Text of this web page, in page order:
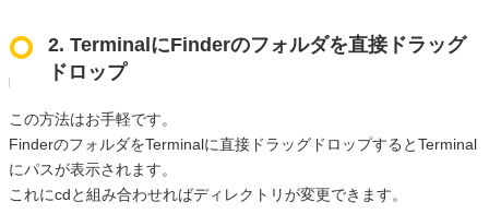
2. TerminalにFinderのフォルダを直接ドラッグ
ドロップ
この方法はお手軽です。
FinderのフォルダをTerminalに直接ドラッグドロップするとTerminal
にパスが表示されます。
これにcdと組み合わせればディレクトリが変更できます。